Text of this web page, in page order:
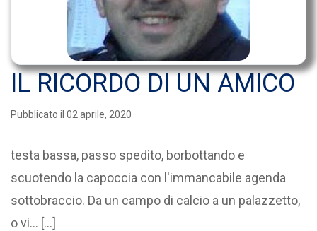
IL RICORDO DI UN AMICO
Pubblicato il 02 aprile, 2020
testa bassa, passo spedito, borbottando e
scuotendo la capoccia con l'immancabile agenda
sottobraccio. Da un campo di calcio a un palazzetto,
o vi... […]